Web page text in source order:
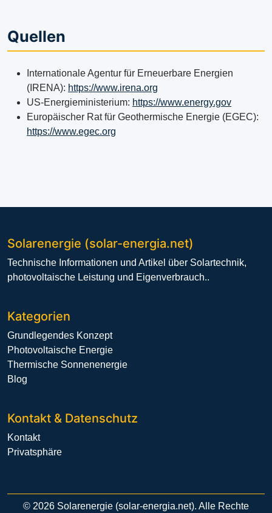
Quellen
Internationale Agentur für Erneuerbare Energien
(IRENA): https://www.irena.org
US-Energieministerium: https://www.energy.gov
Europäischer Rat für Geothermische Energie (EGEC):
https://www.egec.org
Solarenergie (solar-energia.net)
Technische Informationen und Artikel über Solartechnik,
photovoltaische Leistung und Eigenverbrauch..
Kategorien
Grundlegendes Konzept
Photovoltaische Energie
Thermische Sonnenenergie
Blog
Kontakt & Datenschutz
Kontakt
Privatsphäre
© 2026 Solarenergie (solar-energia.net). Alle Rechte